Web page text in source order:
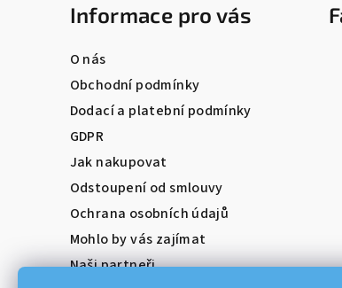
Informace pro vás
O nás
Obchodní podmínky
Dodací a platební podmínky
GDPR
Jak nakupovat
Odstoupení od smlouvy
Ochrana osobních údajů
Mohlo by vás zajímat
Naši partneři